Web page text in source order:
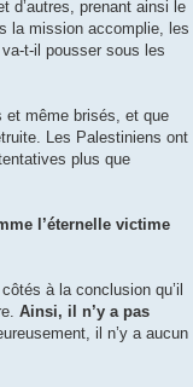
d’autres, prenant ainsi le
la mission accomplie, les
t-il pousser sous les
et même brisés, et que
Les Palestiniens ont
plus que
l’éternelle victime
à la conclusion qu’il
Ainsi, il n’y a pas
il n’y a aucun